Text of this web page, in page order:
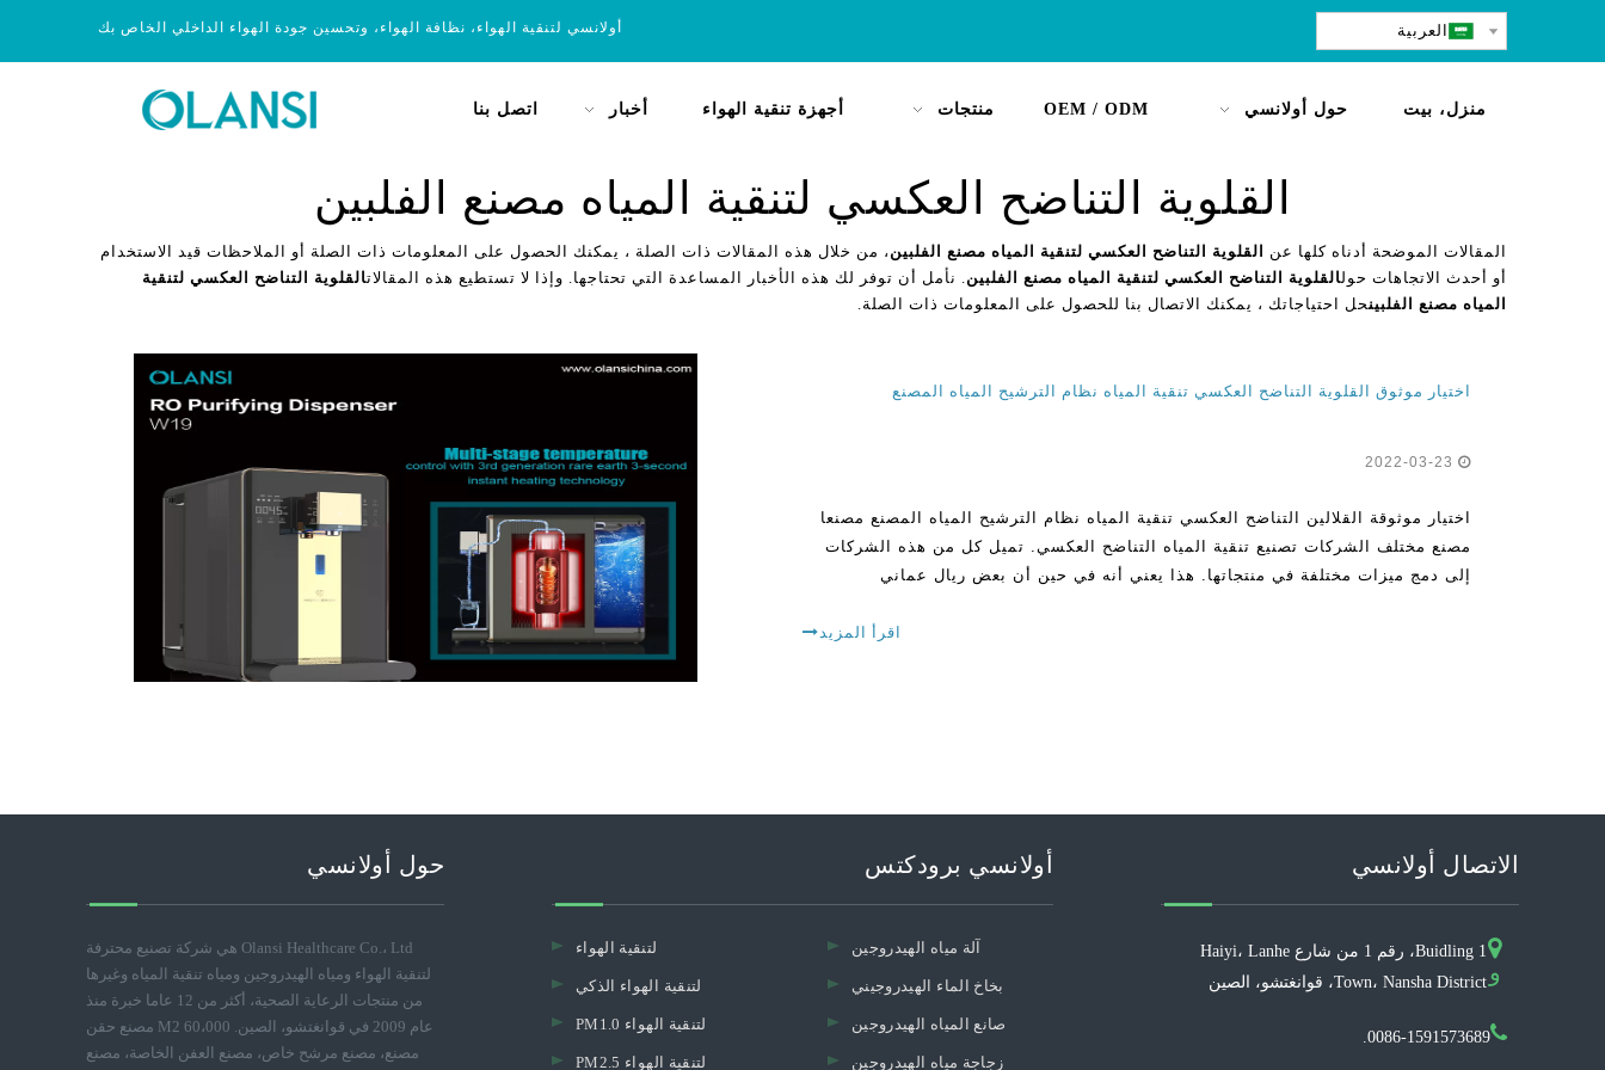
أولانسي لتنقية الهواء، نظافة الهواء، وتحسين جودة الهواء الداخلي الخاص بك العربية
منزل، بيت حول أولانسي OEM / ODM منتجات أجهزة تنقية الهواء أخبار اتصل بنا
القلوية التناضح العكسي لتنقية المياه مصنع الفلبين
المقالات الموضحة أدناه كلها عن القلوية التناضح العكسي لتنقية المياه مصنع الفلبين ، من خلال هذه المقالات ذات الصلة ، يمكنك الحصول على المعلومات ذات الصلة أو الملاحظات قيد الاستخدام
أو أحدث الاتجاهات حولالقلوية التناضح العكسي لتنقية المياه مصنع الفلبين. نأمل أن توفر لك هذه الأخبار المساعدة التي تحتاجها. وإذا لا تستطيع هذه المقالاتالقلوية التناضح العكسي لتنقية
المياه مصنع الفلبينحل احتياجاتك ، يمكنك الاتصال بنا للحصول على المعلومات ذات الصلة.
اختيار موثوق القلوية التناضح العكسي تنقية المياه نظام الترشيح المياه المصنع
اختيار موثوقة القلالين التناضح العكسي تنقية المياه نظام الترشيح المياه المصنع مصنعا
مصنع مختلف الشركات تصنيع تنقية المياه التناضح العكسي. تميل كل من هذه الشركات
إلى دمج ميزات مختلفة في منتجاتها. هذا يعني أنه في حين أن بعض ريال عماني
اقرأ المزيد
حول أولانسي
Olansi Healthcare Co.، Ltd هي شركة تصنيع محترفة
لتنقية الهواء ومياه الهيدروجين ومياه تنقية المياه وغيرها
من منتجات الرعاية الصحية، أكثر من 12 عاما خبرة منذ
عام 2009 في قوانغتشو، الصين. 60،000 M2 مصنع حقن
مصنع، مصنع مرشح خاص، مصنع العفن الخاصة، مصنع
أولانسي برودكتس
لتنقية الهواء
لتنقية الهواء الذكي
PM1.0 لتنقية الهواء
PM2.5 لتنقية الهواء
آلة مياه الهيدروجين
بخاخ الماء الهيدروجيني
صانع المياه الهيدروجين
زجاجة مياه الهيدروجين
الاتصال أولانسي
و
Buidling 1، رقم 1 من شارع Haiyi، Lanhe
Town، Nansha District، قوانغتشو، الصين
0086-1591573689.